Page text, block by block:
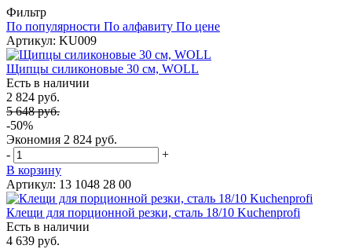
Фильтр
По популярности По алфавиту По цене
Артикул: KU009
Щипцы силиконовые 30 см, WOLL
Есть в наличии
2 824 руб.
5 648 руб.
-50%
Экономия 2 824 руб.
-
+
В корзину
Артикул: 13 1048 28 00
Клещи для порционной резки, сталь 18/10 Kuchenprofi
Есть в наличии
4 639 руб.